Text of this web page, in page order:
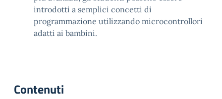
introdotti a semplici concetti di
programmazione utilizzando microcontrollori
adatti ai bambini.
Contenuti